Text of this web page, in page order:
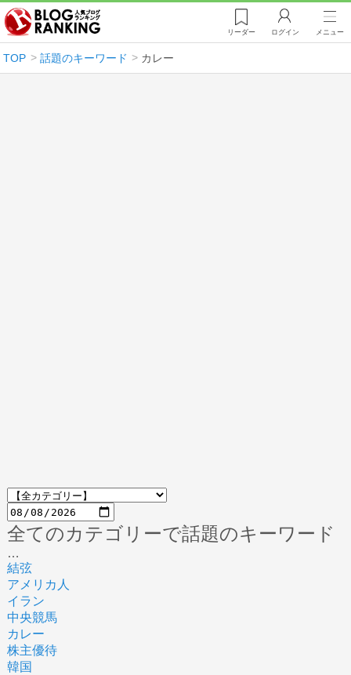
リーダー ログイン メニュー
TOP 話題のキーワード カレー
全てのカテゴリーで話題のキーワード
…
結弦
アメリカ人
イラン
中央競馬
カレー
株主優待
韓国